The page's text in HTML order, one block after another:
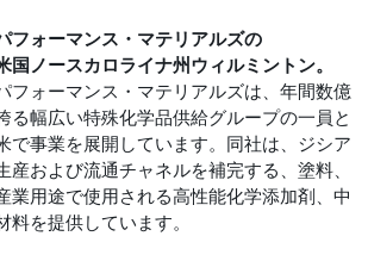
フォーマンス・マテリアルズの
国ノースカロライナ州ウィルミントン。
フォーマンス・マテリアルズは、年間数億
る幅広い特殊化学品供給グループの一員と
で事業を展開しています。同社は、ジシア
産および流通チャネルを補完する、塗料、
業用途で使用される高性能化学添加剤、中
料を提供しています。